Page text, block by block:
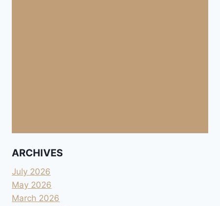
ARCHIVES
July 2026
May 2026
March 2026